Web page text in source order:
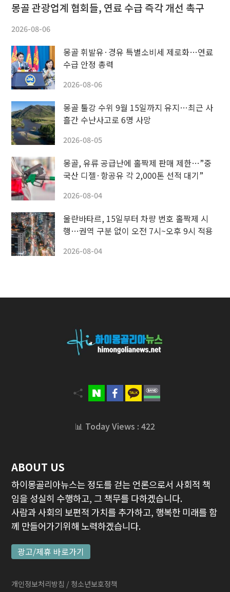
몽골 관광업계 협회들, 연료 수급 즉각 개선 촉구
2026-08-06
몽골 휘발유·경유 특별소비세 제로화…연료
수급 안정 총력
2026-08-06
몽골 툴강 수위 9월 15일까지 유지…최근 사
흘간 수난사고로 6명 사망
2026-08-05
몽골, 유류 공급난에 홀짝제 판매 제한…”중
국산 디젤·항공유 각 2,000톤 선적 대기”
2026-08-04
울란바타르, 15일부터 차량 번호 홀짝제 시
행…권역 구분 없이 오전 7시~오후 9시 적용
2026-08-04
📊 Today Views : 422
ABOUT US
하이몽골리아뉴스는 정도를 걷는 언론으로서 사회적 책
임을 성실히 수행하고, 그 책무를 다하겠습니다.
사람과 사회의 보편적 가치를 추가하고, 행복한 미래를 함
께 만들어가기위해 노력하겠습니다.
광고/제휴 바로가기
개인정보처리방침 / 청소년보호정책